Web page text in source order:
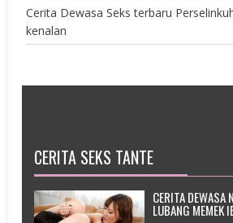
Cerita Dewasa Seks terbaru
kenalan
CERITA SEKS TANTE
CERITA DEWASA
LUBANG MEMEK